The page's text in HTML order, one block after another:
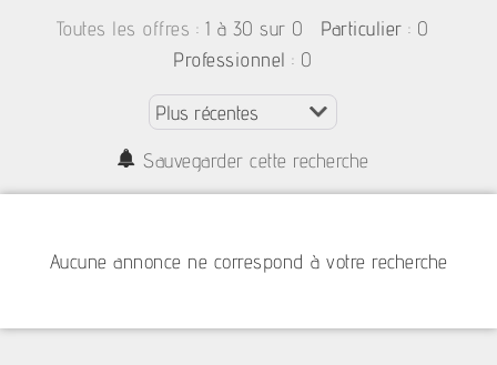
Toutes les offres : 1 à 30 sur 0 Particulier : 0
Professionnel : 0
Sauvegarder cette recherche
Aucune annonce ne correspond à votre recherche